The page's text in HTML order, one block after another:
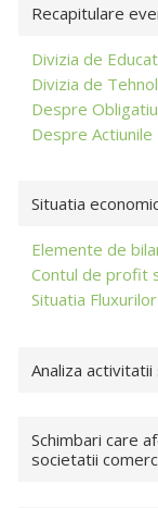
Recapitulare
Divizia de
Divizia de
Despre
Despre Actiunile
Situatia
Elemente de
Contul de profit
Situatia
Analiza
Schimbari care
societatii